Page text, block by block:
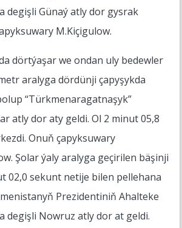
degişli Günaý atly dor gysrak
M.Kiçigulow.
dörtýaşar we ondan uly bedewler
aralyga dördünji çapyşykda
“Türkmenaragatnaşyk”
atly dor aty geldi. Ol 2 minut 05,8
Onuň çapyksuwary
Şolar ýaly aralyga geçirilen bäşinji
02,0 sekunt netije bilen pellehana
Prezidentiniň Ahalteke
degişli Nowruz atly dor at geldi.